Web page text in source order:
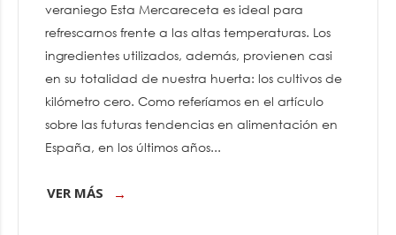
veraniego Esta Mercareceta es ideal para
refrescarnos frente a las altas temperaturas. Los
ingredientes utilizados, además, provienen casi
en su totalidad de nuestra huerta: los cultivos de
kilómetro cero. Como referíamos en el artículo
sobre las futuras tendencias en alimentación en
España, en los últimos años...
VER MÁS